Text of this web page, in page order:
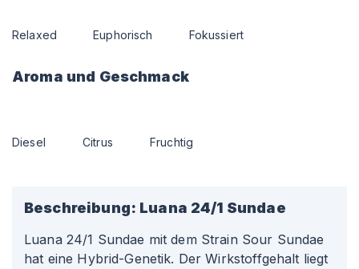
Relaxed Euphorisch Fokussiert
Aroma und Geschmack
Diesel Citrus Fruchtig
Beschreibung: Luana 24/1 Sundae
Luana 24/1 Sundae mit dem Strain Sour Sundae
hat eine Hybrid-Genetik. Der Wirkstoffgehalt liegt